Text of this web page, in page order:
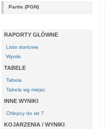
Partie (PGN)
RAPORTY GŁÓWNE
Lista startowa
Wyniki
TABELE
Tabela
Tabela wg miejsc
INNE WYNIKI
Chłopcy do lat 7
KOJARZENIA / WYNIKI